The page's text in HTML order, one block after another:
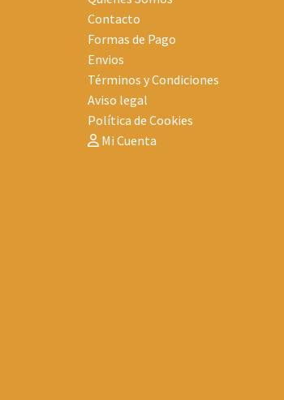
Contacto
Formas de Pago
Envios
Términos y Condiciones
Aviso legal
Política de Cookies
Mi Cuenta